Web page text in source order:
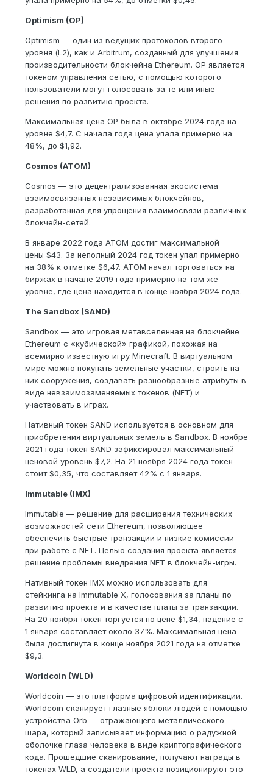
Optimism (OP)
Optimism — один из ведущих протоколов второго
уровня (L2), как и Arbitrum, созданный для улучшения
производительности блокчейна Ethereum. OP является
токеном управления сетью, с помощью которого
пользователи могут голосовать за те или иные
решения по развитию проекта.
Максимальная цена OP была в октябре 2024 года на
уровне $4,7. С начала года цена упала примерно на
48%, до $1,92.
Cosmos (ATOM)
Cosmos — это децентрализованная экосистема
взаимосвязанных независимых блокчейнов,
разработанная для упрощения взаимосвязи различных
блокчейн-сетей.
В январе 2022 года ATOM достиг максимальной
цены $43. За неполный 2024 год токен упал примерно
на 38% к отметке $6,47. ATOM начал торговаться на
биржах в начале 2019 года примерно на том же
уровне, где цена находится в конце ноября 2024 года.
The Sandbox (SAND)
Sandbox — это игровая метавселенная на блокчейне
Ethereum с «кубической» графикой, похожая на
всемирно известную игру Minecraft. В виртуальном
мире можно покупать земельные участки, строить на
них сооружения, создавать разнообразные атрибуты в
виде невзаимозаменяемых токенов (NFT) и
участвовать в играх.
Нативный токен SAND используется в основном для
приобретения виртуальных земель в Sandbox. В ноябре
2021 года токен SAND зафиксировал максимальный
ценовой уровень $7,2. На 21 ноября 2024 года токен
стоит $0,35, что составляет 42% с 1 января.
Immutable (IMX)
Immutable — решение для расширения технических
возможностей сети Ethereum, позволяющее
обеспечить быстрые транзакции и низкие комиссии
при работе с NFT. Целью создания проекта является
решение проблемы внедрения NFT в блокчейн-игры.
Нативный токен IMX можно использовать для
стейкинга на Immutable X, голосования за планы по
развитию проекта и в качестве платы за транзакции.
На 20 ноября токен торгуется по цене $1,34, падение с
1 января составляет около 37%. Максимальная цена
была достигнута в конце ноября 2021 года на отметке
$9,3.
Worldcoin (WLD)
Worldcoin — это платформа цифровой идентификации.
Worldcoin сканирует глазные яблоки людей с помощью
устройства Orb — отражающего металлического
шара, который записывает информацию о радужной
оболочке глаза человека в виде криптографического
кода. Прошедшие сканирование, получают награды в
токенах WLD, а создатели проекта позиционируют это